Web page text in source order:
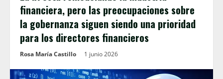
financiera, pero las preocupaciones sobre
la gobernanza siguen siendo una prioridad
para los directores financieros
Rosa María Castillo 1 junio 2026